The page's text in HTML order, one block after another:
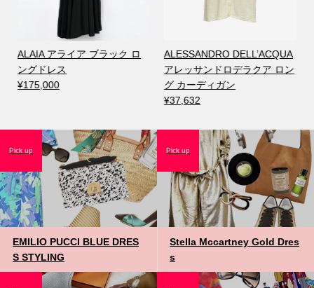
ALAIA アライア ブラック ロ
ングドレス
¥175,000
ALESSANDRO DELL’ACQUA
アレッサンドロデラクア ロン
グ カーディガン
¥37,632
EMILIO PUCCI BLUE DRES
S STYLING
Pick up
Stella Mccartney Gold Dres
s
Pick up